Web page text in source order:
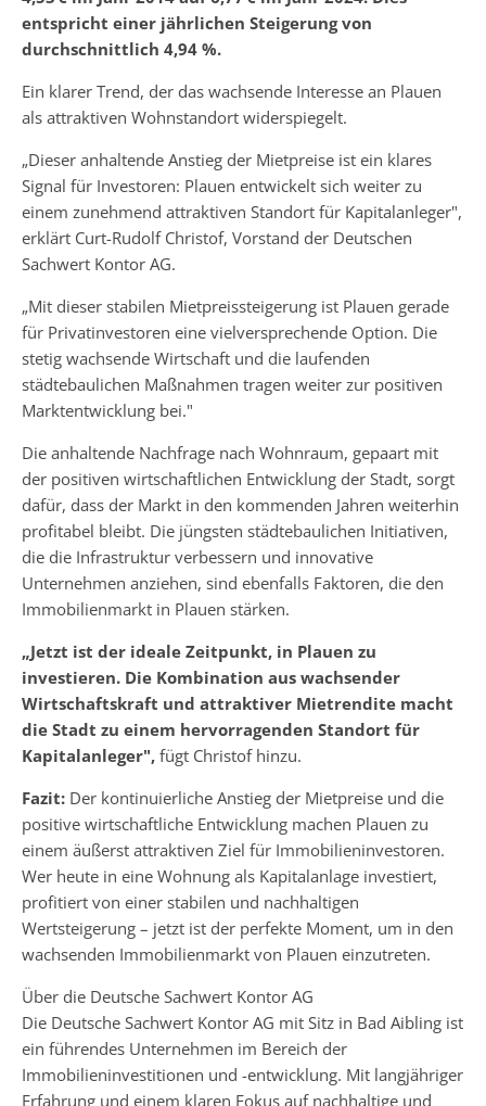
entspricht einer jährlichen Steigerung von
durchschnittlich 4,94 %.
Ein klarer Trend, der das wachsende Interesse an Plauen
als attraktiven Wohnstandort widerspiegelt.
„Dieser anhaltende Anstieg der Mietpreise ist ein klares
Signal für Investoren: Plauen entwickelt sich weiter zu
einem zunehmend attraktiven Standort für Kapitalanleger",
erklärt Curt-Rudolf Christof, Vorstand der Deutschen
Sachwert Kontor AG.
„Mit dieser stabilen Mietpreissteigerung ist Plauen gerade
für Privatinvestoren eine vielversprechende Option. Die
stetig wachsende Wirtschaft und die laufenden
städtebaulichen Maßnahmen tragen weiter zur positiven
Marktentwicklung bei."
Die anhaltende Nachfrage nach Wohnraum, gepaart mit
der positiven wirtschaftlichen Entwicklung der Stadt, sorgt
dafür, dass der Markt in den kommenden Jahren weiterhin
profitabel bleibt. Die jüngsten städtebaulichen Initiativen,
die die Infrastruktur verbessern und innovative
Unternehmen anziehen, sind ebenfalls Faktoren, die den
Immobilienmarkt in Plauen stärken.
„Jetzt ist der ideale Zeitpunkt, in Plauen zu
investieren. Die Kombination aus wachsender
Wirtschaftskraft und attraktiver Mietrendite macht
die Stadt zu einem hervorragenden Standort für
Kapitalanleger", fügt Christof hinzu.
Fazit: Der kontinuierliche Anstieg der Mietpreise und die
positive wirtschaftliche Entwicklung machen Plauen zu
einem äußerst attraktiven Ziel für Immobilieninvestoren.
Wer heute in eine Wohnung als Kapitalanlage investiert,
profitiert von einer stabilen und nachhaltigen
Wertsteigerung – jetzt ist der perfekte Moment, um in den
wachsenden Immobilienmarkt von Plauen einzutreten.
Über die Deutsche Sachwert Kontor AG
Die Deutsche Sachwert Kontor AG mit Sitz in Bad Aibling ist
ein führendes Unternehmen im Bereich der
Immobilieninvestitionen und -entwicklung. Mit langjähriger
Erfahrung und einem klaren Fokus auf nachhaltige und